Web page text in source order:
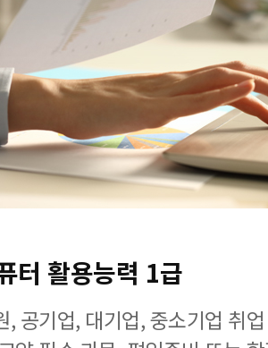
터 활용능력 1급
, 공기업, 대기업, 중소기업 취